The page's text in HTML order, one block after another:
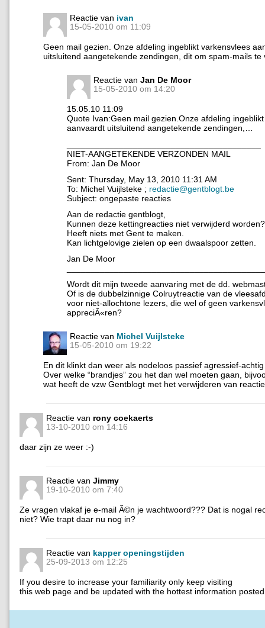
Reactie van ivan
15-05-2010 om 11:09
Geen mail gezien. Onze afdeling ingeblikt varkensvlees
uitsluitend aangetekende zendingen, dit om spam-mails te
Reactie van Jan De Moor
15-05-2010 om 14:20
15.05.10 11:09
Quote Ivan:Geen mail gezien.Onze afdeling
aanvaardt uitsluitend aangetekende zendingen,…
NIET-AANGETEKENDE VERZONDEN MAIL
From: Jan De Moor
Sent: Thursday, May 13, 2010 11:31 AM
To: Michel Vuijlsteke ; redactie@gentblogt.be
Subject: ongepaste reacties
Aan de redactie gentblogt,
Kunnen deze kettingreacties niet verwijderd
Heeft niets met Gent te maken.
Kan lichtgelovige zielen op een dwaalspoor zetten.
Jan De Moor
Wordt dit mijn tweede aanvaring met de dd.
Of is de dubbelzinnige Colruytreactie van de
voor niet-allochtone lezers, die wel of geen
appreciÃ«ren?
Reactie van Michel Vuijlsteke
15-05-2010 om 19:22
En dit klinkt dan weer als nodeloos passief agressief-
Over welke “brandjes” zou het dan wel moeten gaan,
wat heeft de vzw Gentblogt met het verwijderen van
Reactie van rony coekaerts
13-10-2010 om 14:16
daar zijn ze weer :-)
Reactie van Jimmy
19-10-2010 om 7:40
Ze vragen vlakaf je e-mail Ã©n je wachtwoord??? Dat is nogal
niet? Wie trapt daar nu nog in?
Reactie van kapper openingstijden
25-09-2013 om 12:25
If you desire to increase your familiarity only keep visiting
this web page and be updated with the hottest information